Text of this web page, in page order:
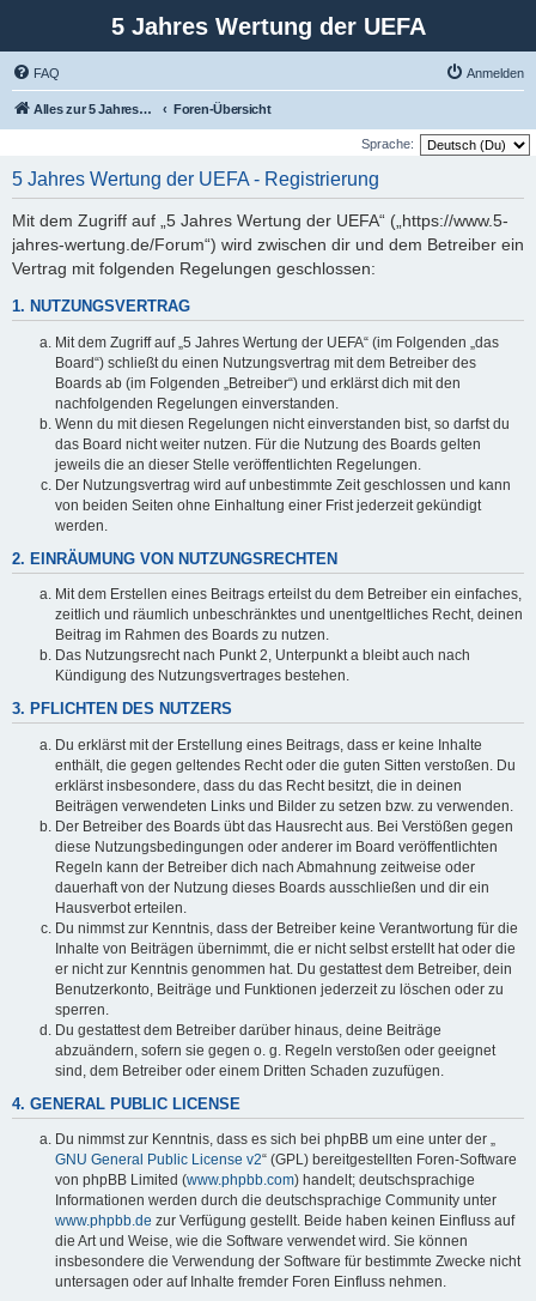
5 Jahres Wertung der UEFA
FAQ Anmelden
Alles zur 5 Jahreswertung / Tabelle der UEFA mit vielen Statistiken. Foren-Übersicht
Sprache:
5 Jahres Wertung der UEFA - Registrierung
Mit dem Zugriff auf „5 Jahres Wertung der UEFA“ („https://www.5-
jahres-wertung.de/Forum“) wird zwischen dir und dem Betreiber ein
Vertrag mit folgenden Regelungen geschlossen:
1. NUTZUNGSVERTRAG
Mit dem Zugriff auf „5 Jahres Wertung der UEFA“ (im Folgenden „das
Board“) schließt du einen Nutzungsvertrag mit dem Betreiber des
Boards ab (im Folgenden „Betreiber“) und erklärst dich mit den
nachfolgenden Regelungen einverstanden.
Wenn du mit diesen Regelungen nicht einverstanden bist, so darfst du
das Board nicht weiter nutzen. Für die Nutzung des Boards gelten
jeweils die an dieser Stelle veröffentlichten Regelungen.
Der Nutzungsvertrag wird auf unbestimmte Zeit geschlossen und kann
von beiden Seiten ohne Einhaltung einer Frist jederzeit gekündigt
werden.
2. EINRÄUMUNG VON NUTZUNGSRECHTEN
Mit dem Erstellen eines Beitrags erteilst du dem Betreiber ein einfaches,
zeitlich und räumlich unbeschränktes und unentgeltliches Recht, deinen
Beitrag im Rahmen des Boards zu nutzen.
Das Nutzungsrecht nach Punkt 2, Unterpunkt a bleibt auch nach
Kündigung des Nutzungsvertrages bestehen.
3. PFLICHTEN DES NUTZERS
Du erklärst mit der Erstellung eines Beitrags, dass er keine Inhalte
enthält, die gegen geltendes Recht oder die guten Sitten verstoßen. Du
erklärst insbesondere, dass du das Recht besitzt, die in deinen
Beiträgen verwendeten Links und Bilder zu setzen bzw. zu verwenden.
Der Betreiber des Boards übt das Hausrecht aus. Bei Verstößen gegen
diese Nutzungsbedingungen oder anderer im Board veröffentlichten
Regeln kann der Betreiber dich nach Abmahnung zeitweise oder
dauerhaft von der Nutzung dieses Boards ausschließen und dir ein
Hausverbot erteilen.
Du nimmst zur Kenntnis, dass der Betreiber keine Verantwortung für die
Inhalte von Beiträgen übernimmt, die er nicht selbst erstellt hat oder die
er nicht zur Kenntnis genommen hat. Du gestattest dem Betreiber, dein
Benutzerkonto, Beiträge und Funktionen jederzeit zu löschen oder zu
sperren.
Du gestattest dem Betreiber darüber hinaus, deine Beiträge
abzuändern, sofern sie gegen o. g. Regeln verstoßen oder geeignet
sind, dem Betreiber oder einem Dritten Schaden zuzufügen.
4. GENERAL PUBLIC LICENSE
Du nimmst zur Kenntnis, dass es sich bei phpBB um eine unter der „
GNU General Public License v2“ (GPL) bereitgestellten Foren-Software
von phpBB Limited (www.phpbb.com) handelt; deutschsprachige
Informationen werden durch die deutschsprachige Community unter
www.phpbb.de zur Verfügung gestellt. Beide haben keinen Einfluss auf
die Art und Weise, wie die Software verwendet wird. Sie können
insbesondere die Verwendung der Software für bestimmte Zwecke nicht
untersagen oder auf Inhalte fremder Foren Einfluss nehmen.